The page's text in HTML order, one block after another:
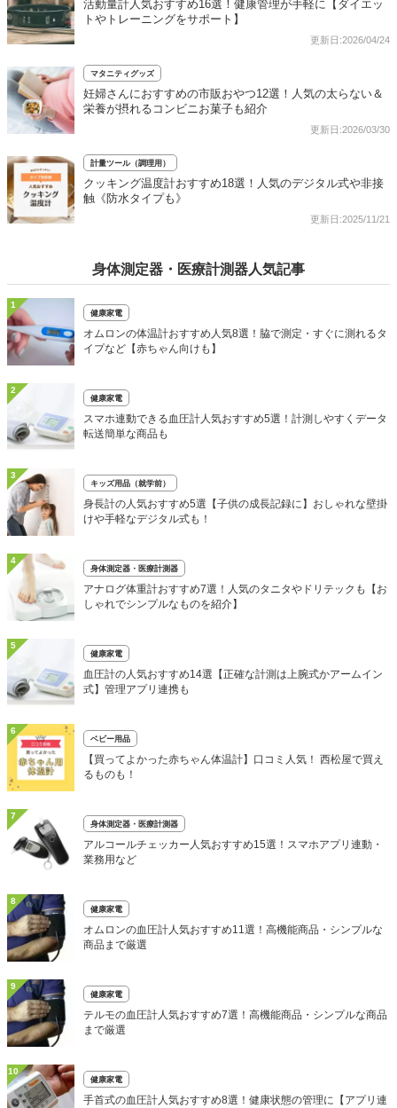
活動量計人気おすすめ16選！健康管理が手軽に【ダイエッ
トやトレーニングをサポート】
更新日:2026/04/24
マタニティグッズ
妊婦さんにおすすめの市販おやつ12選！人気の太らない＆
栄養が摂れるコンビニお菓子も紹介
更新日:2026/03/30
計量ツール（調理用）
クッキング温度計おすすめ18選！人気のデジタル式や非接
触《防水タイプも》
更新日:2025/11/21
身体測定器・医療計測器人気記事
1
健康家電
オムロンの体温計おすすめ人気8選！脇で測定・すぐに測れるタ
イプなど【赤ちゃん向けも】
2
健康家電
スマホ連動できる血圧計人気おすすめ5選！計測しやすくデータ
転送簡単な商品も
3
キッズ用品（就学前）
身長計の人気おすすめ5選【子供の成長記録に】おしゃれな壁掛
けや手軽なデジタル式も！
4
身体測定器・医療計測器
アナログ体重計おすすめ7選！人気のタニタやドリテックも【お
しゃれでシンプルなものを紹介】
5
健康家電
血圧計の人気おすすめ14選【正確な計測は上腕式かアームイン
式】管理アプリ連携も
6
ベビー用品
【買ってよかった赤ちゃん体温計】口コミ人気！ 西松屋で買え
るものも！
7
身体測定器・医療計測器
アルコールチェッカー人気おすすめ15選！スマホアプリ連動・
業務用など
8
健康家電
オムロンの血圧計人気おすすめ11選！高機能商品・シンプルな
商品まで厳選
9
健康家電
テルモの血圧計人気おすすめ7選！高機能商品・シンプルな商品
まで厳選
10
健康家電
手首式の血圧計人気おすすめ8選！健康状態の管理に【アプリ連